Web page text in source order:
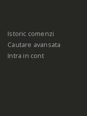
Istoric comenzi
Cautare avansata
Intra in cont